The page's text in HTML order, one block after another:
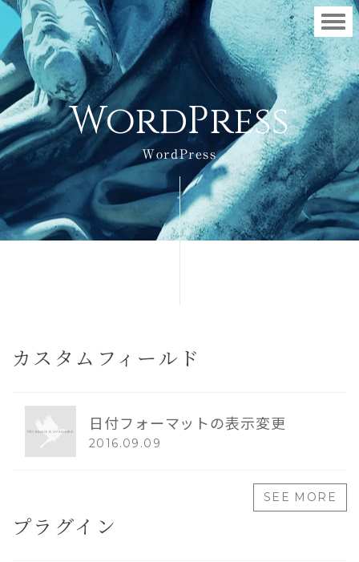
WordPress
WordPress
カスタムフィールド
日付フォーマットの表示変更
2016.09.09
SEE MORE
プラグイン